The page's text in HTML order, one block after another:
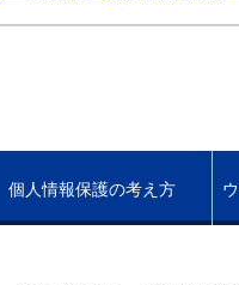
個人情報保護の考え方